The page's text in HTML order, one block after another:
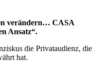
verändern… CASA
Ansatz“.
die Privataudienz, die
hat.